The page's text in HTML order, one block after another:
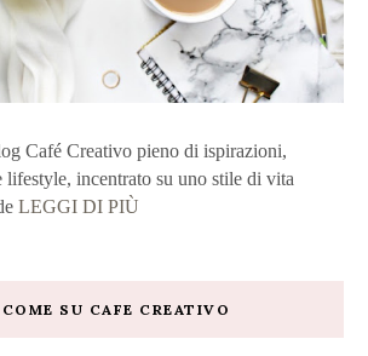
Café Creativo pieno di ispirazioni,
lifestyle, incentrato su uno stile di vita
LEGGI DI PIÙ
SU CAFE CREATIVO